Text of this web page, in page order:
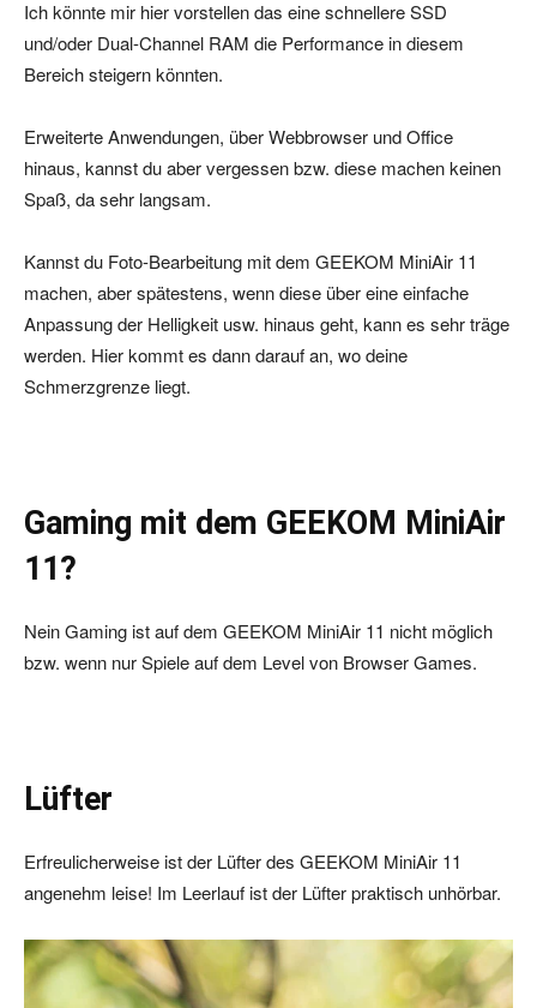
Ich könnte mir hier vorstellen das eine schnellere SSD
und/oder Dual-Channel RAM die Performance in diesem
Bereich steigern könnten.
Erweiterte Anwendungen, über Webbrowser und Office
hinaus, kannst du aber vergessen bzw. diese machen keinen
Spaß, da sehr langsam.
Kannst du Foto-Bearbeitung mit dem GEEKOM MiniAir 11
machen, aber spätestens, wenn diese über eine einfache
Anpassung der Helligkeit usw. hinaus geht, kann es sehr träge
werden. Hier kommt es dann darauf an, wo deine
Schmerzgrenze liegt.
Gaming mit dem GEEKOM MiniAir
11?
Nein Gaming ist auf dem GEEKOM MiniAir 11 nicht möglich
bzw. wenn nur Spiele auf dem Level von Browser Games.
Lüfter
Erfreulicherweise ist der Lüfter des GEEKOM MiniAir 11
angenehm leise! Im Leerlauf ist der Lüfter praktisch unhörbar.